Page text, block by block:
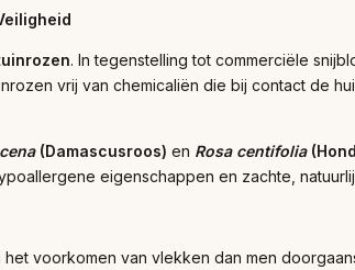
. In tegenstelling tot commerciële
vrij van chemicaliën die bij contact de
(Damascusroos) en Rosa centifolia
eigenschappen en zachte,
voorkomen van vlekken dan men